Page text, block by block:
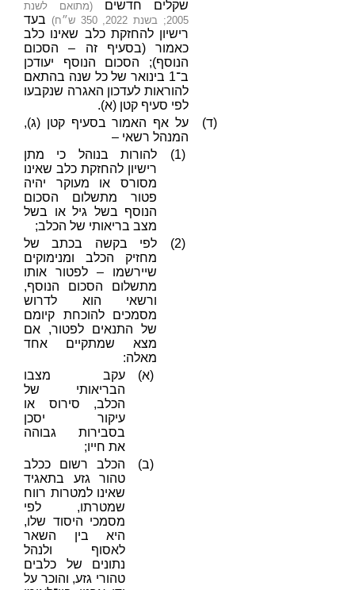
שקלים חדשים (מתואם לשנת
2005; בשנת 2022, 350 ש״ח)
בעד
רישיון להחזקת כלב שאינו כלב
כאמור (בסעיף זה – הסכום
הנוסף); הסכום הנוסף יעודכן
ב־1 בינואר של כל שנה בהתאם
להוראות לעדכון האגרה שנקבעו
לפי סעיף קטן (א).
(ד)
על אף האמור בסעיף קטן (ג),
המנהל רשאי –
(1)
להורות בנוהל כי מתן
רישיון להחזקת כלב שאינו
מסורס או מעוקר יהיה
פטור מתשלום הסכום
הנוסף בשל גיל או בשל
מצב בריאותי של הכלב;
(2)
לפי בקשה בכתב של
מחזיק הכלב ומנימוקים
שיירשמו – לפטור אותו
מתשלום הסכום הנוסף,
ורשאי הוא לדרוש
מסמכים להוכחת קיומם
של התנאים לפטור, אם
מצא שמתקיים אחד
מאלה:
(א)
עקב מצבו
הבריאותי של
הכלב, סירוס או
עיקור יסכן
בסבירות גבוהה
את חייו;
(ב)
הכלב רשום ככלב
טהור גזע בתאגיד
שאינו למטרות רווח
שמטרתו, לפי
מסמכי היסוד שלו,
היא בין השאר
לאסוף ולנהל
נתונים של כלבים
טהורי גזע, והוכר על